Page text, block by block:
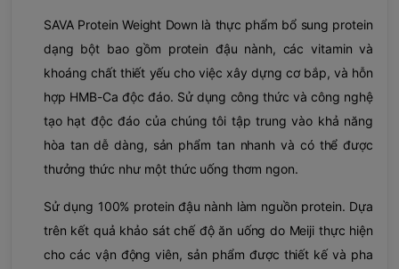
SAVA Protein Weight Down là thực phẩm bổ sung protein
dạng bột bao gồm protein đậu nành, các vitamin và
khoáng chất thiết yếu cho việc xây dựng cơ bắp, và hỗn
hợp HMB-Ca độc đáo. Sử dụng công thức và công nghệ
tạo hạt độc đáo của chúng tôi tập trung vào khả năng
hòa tan dễ dàng, sản phẩm tan nhanh và có thể được
thưởng thức như một thức uống thơm ngon.
Sử dụng 100% protein đậu nành làm nguồn protein. Dựa
trên kết quả khảo sát chế độ ăn uống do Meiji thực hiện
cho các vận động viên, sản phẩm được thiết kế và pha